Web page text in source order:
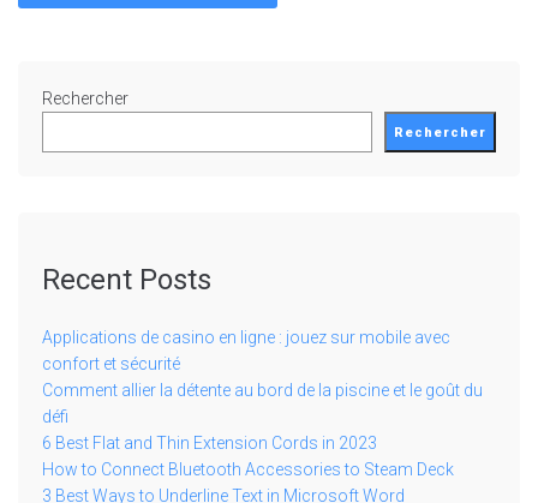
Rechercher
Rechercher
Recent Posts
Applications de casino en ligne : jouez sur mobile avec
confort et sécurité
Comment allier la détente au bord de la piscine et le goût du
défi
6 Best Flat and Thin Extension Cords in 2023
How to Connect Bluetooth Accessories to Steam Deck
3 Best Ways to Underline Text in Microsoft Word